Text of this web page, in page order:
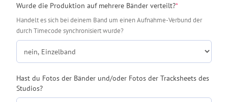
Wurde die Produktion auf mehrere Bänder verteilt?*(required)
Handelt es sich bei deinem Band um einen Aufnahme-Verbund der
durch Timecode synchronisiert wurde?
Hast du Fotos der Bänder und/oder Fotos der Tracksheets des
Studios?